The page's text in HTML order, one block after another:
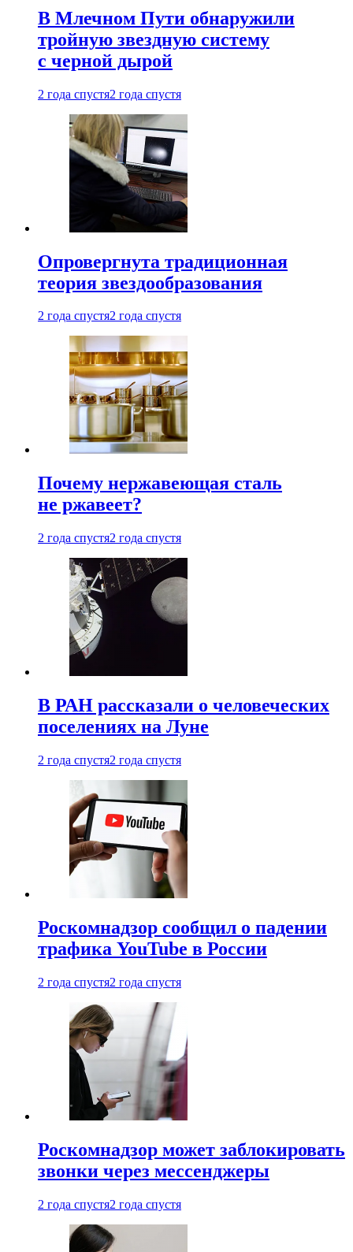
В Млечном Пути обнаружили
тройную звездную систему
с черной дырой
2 года спустя2 года спустя
Опровергнута традиционная
теория звездообразования
2 года спустя2 года спустя
Почему нержавеющая сталь
не ржавеет?
2 года спустя2 года спустя
В РАН рассказали о человеческих
поселениях на Луне
2 года спустя2 года спустя
Роскомнадзор сообщил о падении
трафика YouTube в России
2 года спустя2 года спустя
Роскомнадзор может заблокировать
звонки через мессенджеры
2 года спустя2 года спустя